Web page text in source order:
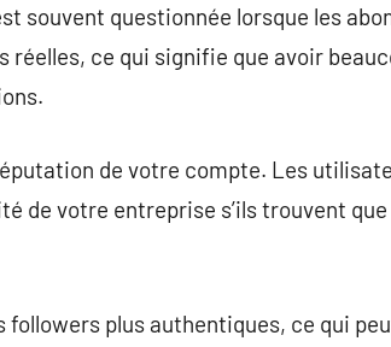
souvent questionnée lorsque les
ce qui signifie que avoir
de votre compte. Les
de votre entreprise s’ils trouvent
plus authentiques, ce qui